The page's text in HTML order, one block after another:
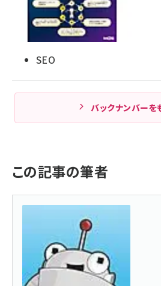
SEO
バックナンバーを
この記事の筆者